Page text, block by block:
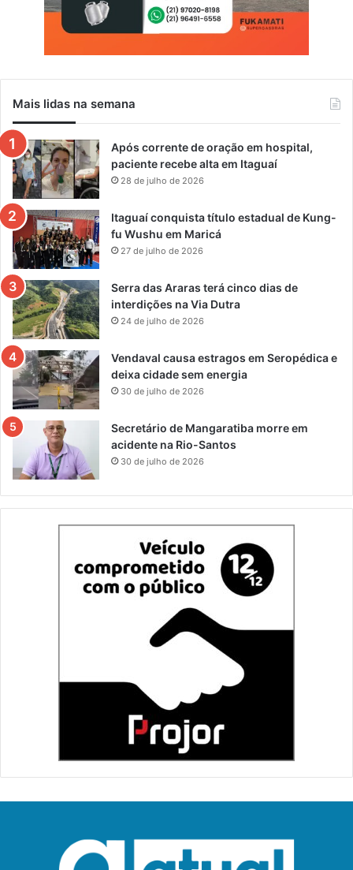
Mais lidas na semana
Após corrente de oração em hospital,
paciente recebe alta em Itaguaí
28 de julho de 2026
Itaguaí conquista título estadual de Kung-
fu Wushu em Maricá
27 de julho de 2026
Serra das Araras terá cinco dias de
interdições na Via Dutra
24 de julho de 2026
Vendaval causa estragos em Seropédica e
deixa cidade sem energia
30 de julho de 2026
Secretário de Mangaratiba morre em
acidente na Rio-Santos
30 de julho de 2026